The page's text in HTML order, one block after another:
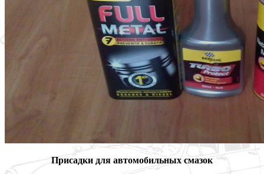
Присадки для автомобильных смазок